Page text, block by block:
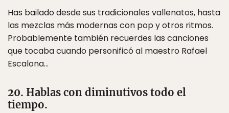
Has bailado desde sus tradicionales vallenatos, hasta
las mezclas más modernas con pop y otros ritmos.
Probablemente también recuerdes las canciones
que tocaba cuando personificó al maestro Rafael
Escalona…
20. Hablas con diminutivos todo el
tiempo.